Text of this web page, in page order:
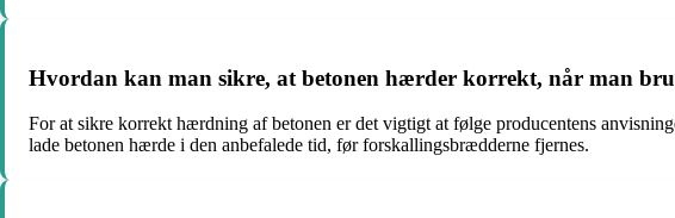
Hvordan kan man sikre, at betonen hærder korrekt, når man
For at sikre korrekt hærdning af betonen er det vigtigt at følge producentens
lade betonen hærde i den anbefalede tid, før forskallingsbrædderne fjernes.